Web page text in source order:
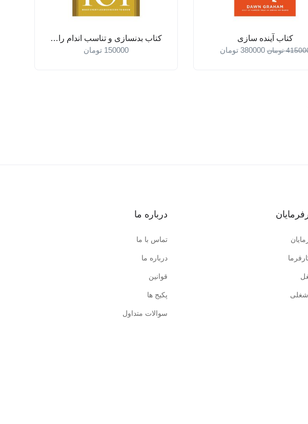
کتاب آینده سازی
تومان 380000 تومان
کتاب بدنسازی و تناسب اندام را بیاموزید
150000 تومان
شغلی
درباره ما
تماس با ما
درباره ما
قوانین
پکیج ها
سوالات متداول